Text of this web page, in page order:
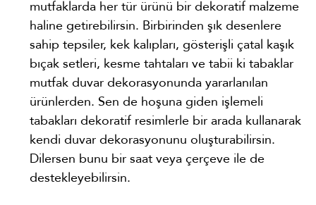
mutfaklarda her tür ürünü bir dekoratif malzeme
haline getirebilirsin. Birbirinden şık desenlere
sahip tepsiler, kek kalıpları, gösterişli çatal kaşık
bıçak setleri, kesme tahtaları ve tabii ki tabaklar
mutfak duvar dekorasyonunda yararlanılan
ürünlerden. Sen de hoşuna giden işlemeli
tabakları dekoratif resimlerle bir arada kullanarak
kendi duvar dekorasyonunu oluşturabilirsin.
Dilersen bunu bir saat veya çerçeve ile de
destekleyebilirsin.